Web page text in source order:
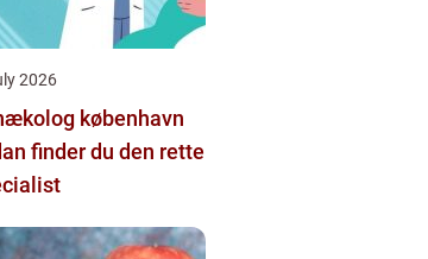
2026
københavn
finder du den rette